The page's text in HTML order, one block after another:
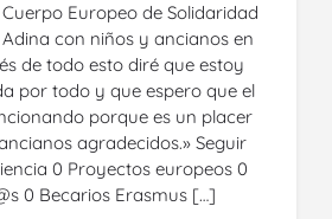
Europeo de Solidaridad
con niños y ancianos en
de todo esto diré que estoy
por todo y que espero que el
porque es un placer
agradecidos.» Seguir
0 Proyectos europeos 0
0 Becarios Erasmus […]